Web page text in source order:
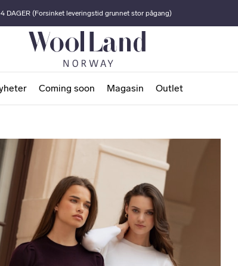
DAGER (Forsinket leveringstid grunnet stor pågang)
Coming soon Magasin Outlet